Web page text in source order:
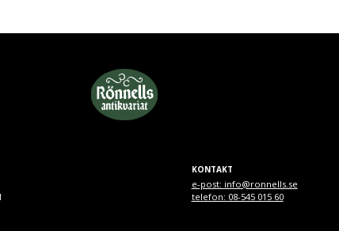
KONTAKT
e-post: info@ronnells.se
telefon: 08-545 015 60